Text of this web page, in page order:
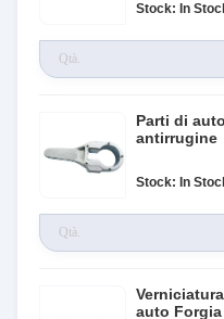
Stock: In
Parti di
antirrugine
Stock: In
auto